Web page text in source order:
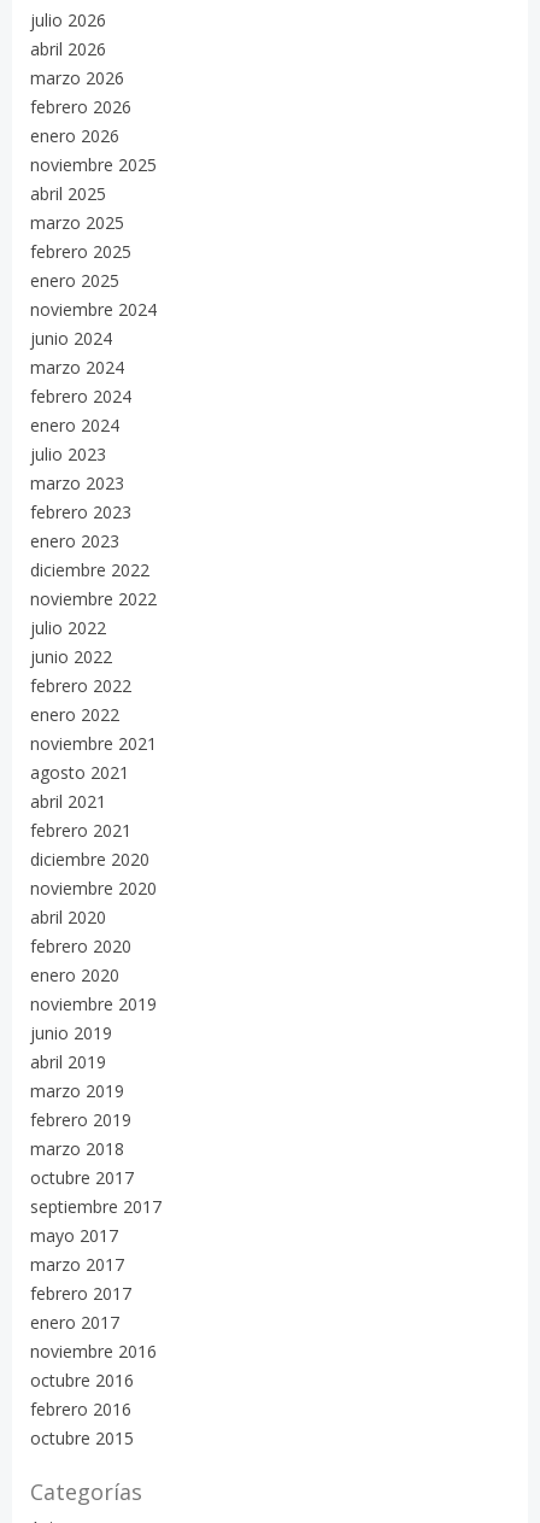
julio 2026
abril 2026
marzo 2026
febrero 2026
enero 2026
noviembre 2025
abril 2025
marzo 2025
febrero 2025
enero 2025
noviembre 2024
junio 2024
marzo 2024
febrero 2024
enero 2024
julio 2023
marzo 2023
febrero 2023
enero 2023
diciembre 2022
noviembre 2022
julio 2022
junio 2022
febrero 2022
enero 2022
noviembre 2021
agosto 2021
abril 2021
febrero 2021
diciembre 2020
noviembre 2020
abril 2020
febrero 2020
enero 2020
noviembre 2019
junio 2019
abril 2019
marzo 2019
febrero 2019
marzo 2018
octubre 2017
septiembre 2017
mayo 2017
marzo 2017
febrero 2017
enero 2017
noviembre 2016
octubre 2016
febrero 2016
octubre 2015
Categorías